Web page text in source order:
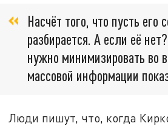
Насчёт того, что пусть его
разбирается. А если её
нужно минимизировать во
массовой информации
Люди пишут, что, когда